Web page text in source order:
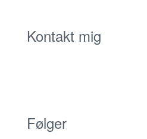
Kontakt mig
Følger